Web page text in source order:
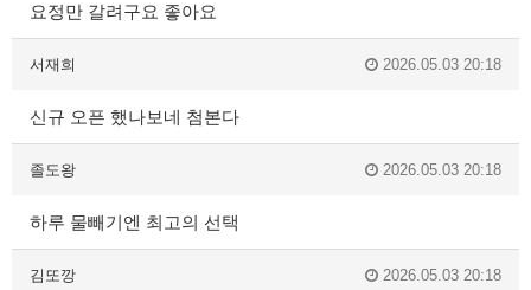
요정만 갈려구요 좋아요
서재희 2026.05.03 20:18
신규 오픈 했나보네 첨본다
졸도왕 2026.05.03 20:18
하루 물빼기엔 최고의 선택
김또깡 2026.05.03 20:18